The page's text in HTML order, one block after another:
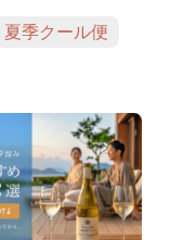
夏季クール便